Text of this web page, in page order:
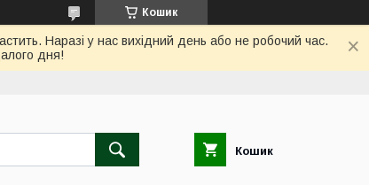
Кошик
Наразі у нас вихідний день або не робочий час.
дня!
Кошик